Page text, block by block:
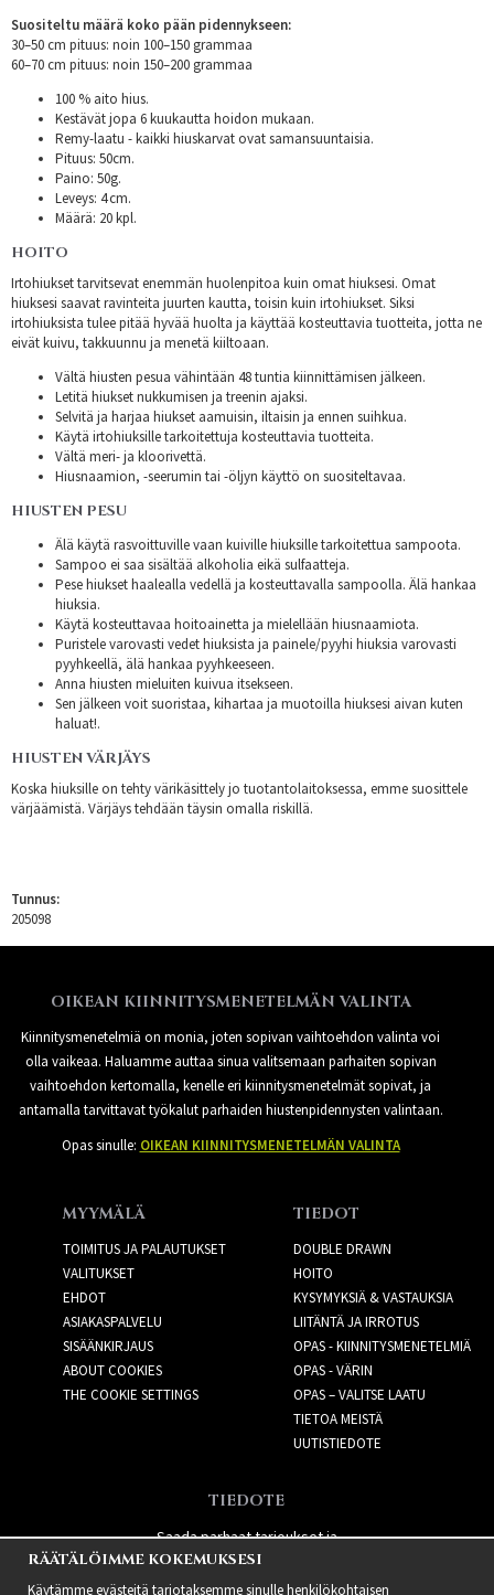
Suositeltu määrä koko pään pidennykseen:
30–50 cm pituus: noin 100–150 grammaa
60–70 cm pituus: noin 150–200 grammaa
100 % aito hius.
Kestävät jopa 6 kuukautta hoidon mukaan.
Remy-laatu - kaikki hiuskarvat ovat samansuuntaisia.
Pituus: 50cm.
Paino: 50g.
Leveys: 4 cm.
Määrä: 20 kpl.
HOITO
Irtohiukset tarvitsevat enemmän huolenpitoa kuin omat hiuksesi. Omat
hiuksesi saavat ravinteita juurten kautta, toisin kuin irtohiukset. Siksi
irtohiuksista tulee pitää hyvää huolta ja käyttää kosteuttavia tuotteita, jotta ne
eivät kuivu, takkuunnu ja menetä kiiltoaan.
Vältä hiusten pesua vähintään 48 tuntia kiinnittämisen jälkeen.
Letitä hiukset nukkumisen ja treenin ajaksi.
Selvitä ja harjaa hiukset aamuisin, iltaisin ja ennen suihkua.
Käytä irtohiuksille tarkoitettuja kosteuttavia tuotteita.
Vältä meri- ja kloorivettä.
Hiusnaamion, -seerumin tai -öljyn käyttö on suositeltavaa.
HIUSTEN PESU
Älä käytä rasvoittuville vaan kuiville hiuksille tarkoitettua sampoota.
Sampoo ei saa sisältää alkoholia eikä sulfaatteja.
Pese hiukset haalealla vedellä ja kosteuttavalla sampoolla. Älä hankaa
hiuksia.
Käytä kosteuttavaa hoitoainetta ja mielellään hiusnaamiota.
Puristele varovasti vedet hiuksista ja painele/pyyhi hiuksia varovasti
pyyhkeellä, älä hankaa pyyhkeeseen.
Anna hiusten mieluiten kuivua itsekseen.
Sen jälkeen voit suoristaa, kihartaa ja muotoilla hiuksesi aivan kuten
haluat!.
HIUSTEN VÄRJÄYS
Koska hiuksille on tehty värikäsittely jo tuotantolaitoksessa, emme suosittele
värjäämistä. Värjäys tehdään täysin omalla riskillä.
Tunnus:
205098
OIKEAN KIINNITYSMENETELMÄN VALINTA
Kiinnitysmenetelmiä on monia, joten sopivan vaihtoehdon valinta voi
olla vaikeaa. Haluamme auttaa sinua valitsemaan parhaiten sopivan
vaihtoehdon kertomalla, kenelle eri kiinnitysmenetelmät sopivat, ja
antamalla tarvittavat työkalut parhaiden hiustenpidennysten valintaan.
Opas sinulle: OIKEAN KIINNITYSMENETELMÄN VALINTA
MYYMÄLÄ
TOIMITUS JA PALAUTUKSET
VALITUKSET
EHDOT
ASIAKASPALVELU
SISÄÄNKIRJAUS
ABOUT COOKIES
THE COOKIE SETTINGS
TIEDOT
DOUBLE DRAWN
HOITO
KYSYMYKSIÄ & VASTAUKSIA
LIITÄNTÄ JA IRROTUS
OPAS - KIINNITYSMENETELMIÄ
OPAS - VÄRIN
OPAS – VALITSE LAATU
TIETOA MEISTÄ
UUTISTIEDOTE
TIEDOTE
Saada parhaat tarjoukset ja
uusia tuotteita!
RÄÄTÄLÖIMME KOKEMUKSESI
Käytämme evästeitä tarjotaksemme sinulle henkilökohtaisen